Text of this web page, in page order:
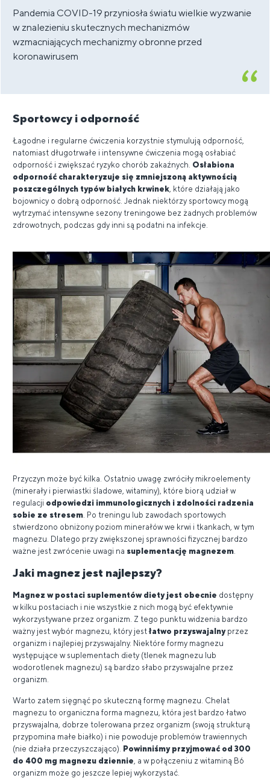
Pandemia COVID-19 przyniosła światu wielkie wyzwanie
w znalezieniu skutecznych mechanizmów
wzmacniających mechanizmy obronne przed
koronawirusem
Sportowcy i odporność
Łagodne i regularne ćwiczenia korzystnie stymulują odporność,
natomiast długotrwałe i intensywne ćwiczenia mogą osłabiać
odporność i zwiększać ryzyko chorób zakaźnych. Osłabiona
odporność charakteryzuje się zmniejszoną aktywnością
poszczególnych typów białych krwinek, które działają jako
bojownicy o dobrą odporność. Jednak niektórzy sportowcy mogą
wytrzymać intensywne sezony treningowe bez żadnych problemów
zdrowotnych, podczas gdy inni są podatni na infekcje.
Przyczyn może być kilka. Ostatnio uwagę zwróciły mikroelementy
(minerały i pierwiastki śladowe, witaminy), które biorą udział w
regulacji odpowiedzi immunologicznych i zdolności radzenia
sobie ze stresem . Po treningu lub zawodach sportowych
stwierdzono obniżony poziom minerałów we krwi i tkankach, w tym
magnezu. Dlatego przy zwiększonej sprawności fizycznej bardzo
ważne jest zwrócenie uwagi na suplementację magnezem
Jaki magnez jest najlepszy?
Magnez w postaci suplementów diety jest obecnie dostępny
w kilku postaciach i nie wszystkie z nich mogą być efektywnie
wykorzystywane przez organizm. Z tego punktu widzenia bardzo
ważny jest wybór magnezu, który jestłatwo przyswajalny przez
organizm i najlepiej przyswajalny. Niektóre formy magnezu
występujące w suplementach diety (tlenek magnezu lub
wodorotlenek magnezu) są bardzo słabo przyswajalne przez
organizm.
Warto zatem sięgnąć po skuteczną formę magnezu. Chelat
magnezu to organiczna forma magnezu, która jest bardzo łatwo
przyswajalna, dobrze tolerowana przez organizm (swoją strukturą
przypomina małe białko) i nie powoduje problemów trawiennych
(nie działa przeczyszczająco). Powinniśmy przyjmować od 300
do 400 mg magnezu dziennie , a w połączeniu z witaminą B6
organizm może go jeszcze lepiej wykorzystać.